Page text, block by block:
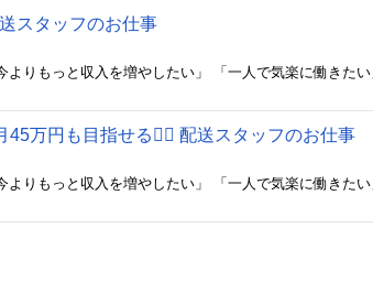
スタッフのお仕事
45万円も目指せる🙆‍♂️ 配送スタッフのお仕事